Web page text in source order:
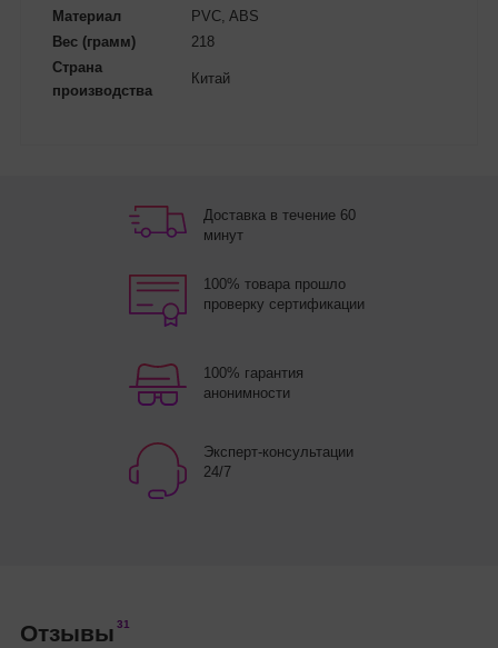
Материал
PVC, ABS
Вес (грамм)
218
Страна
производства
Китай
Доставка в течение 60
минут
100% товара прошло
проверку сертификации
100% гарантия
анонимности
Эксперт-консультации
24/7
Отзывы 31